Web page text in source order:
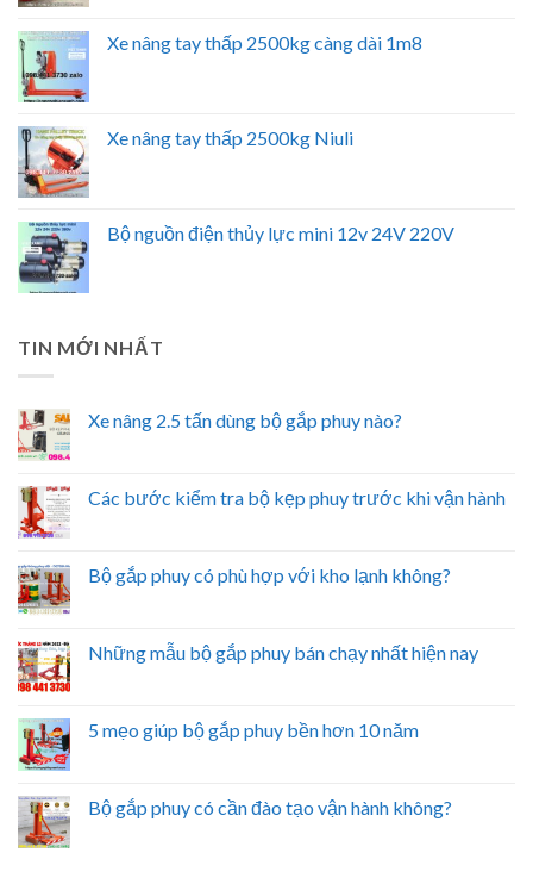
Xe nâng tay thấp 2500kg càng dài 1m8
Xe nâng tay thấp 2500kg Niuli
Bộ nguồn điện thủy lực mini 12v 24V 220V
TIN MỚI NHẤT
Xe nâng 2.5 tấn dùng bộ gắp phuy nào?
Các bước kiểm tra bộ kẹp phuy trước khi vận hành
Bộ gắp phuy có phù hợp với kho lạnh không?
Những mẫu bộ gắp phuy bán chạy nhất hiện nay
5 mẹo giúp bộ gắp phuy bền hơn 10 năm
Bộ gắp phuy có cần đào tạo vận hành không?